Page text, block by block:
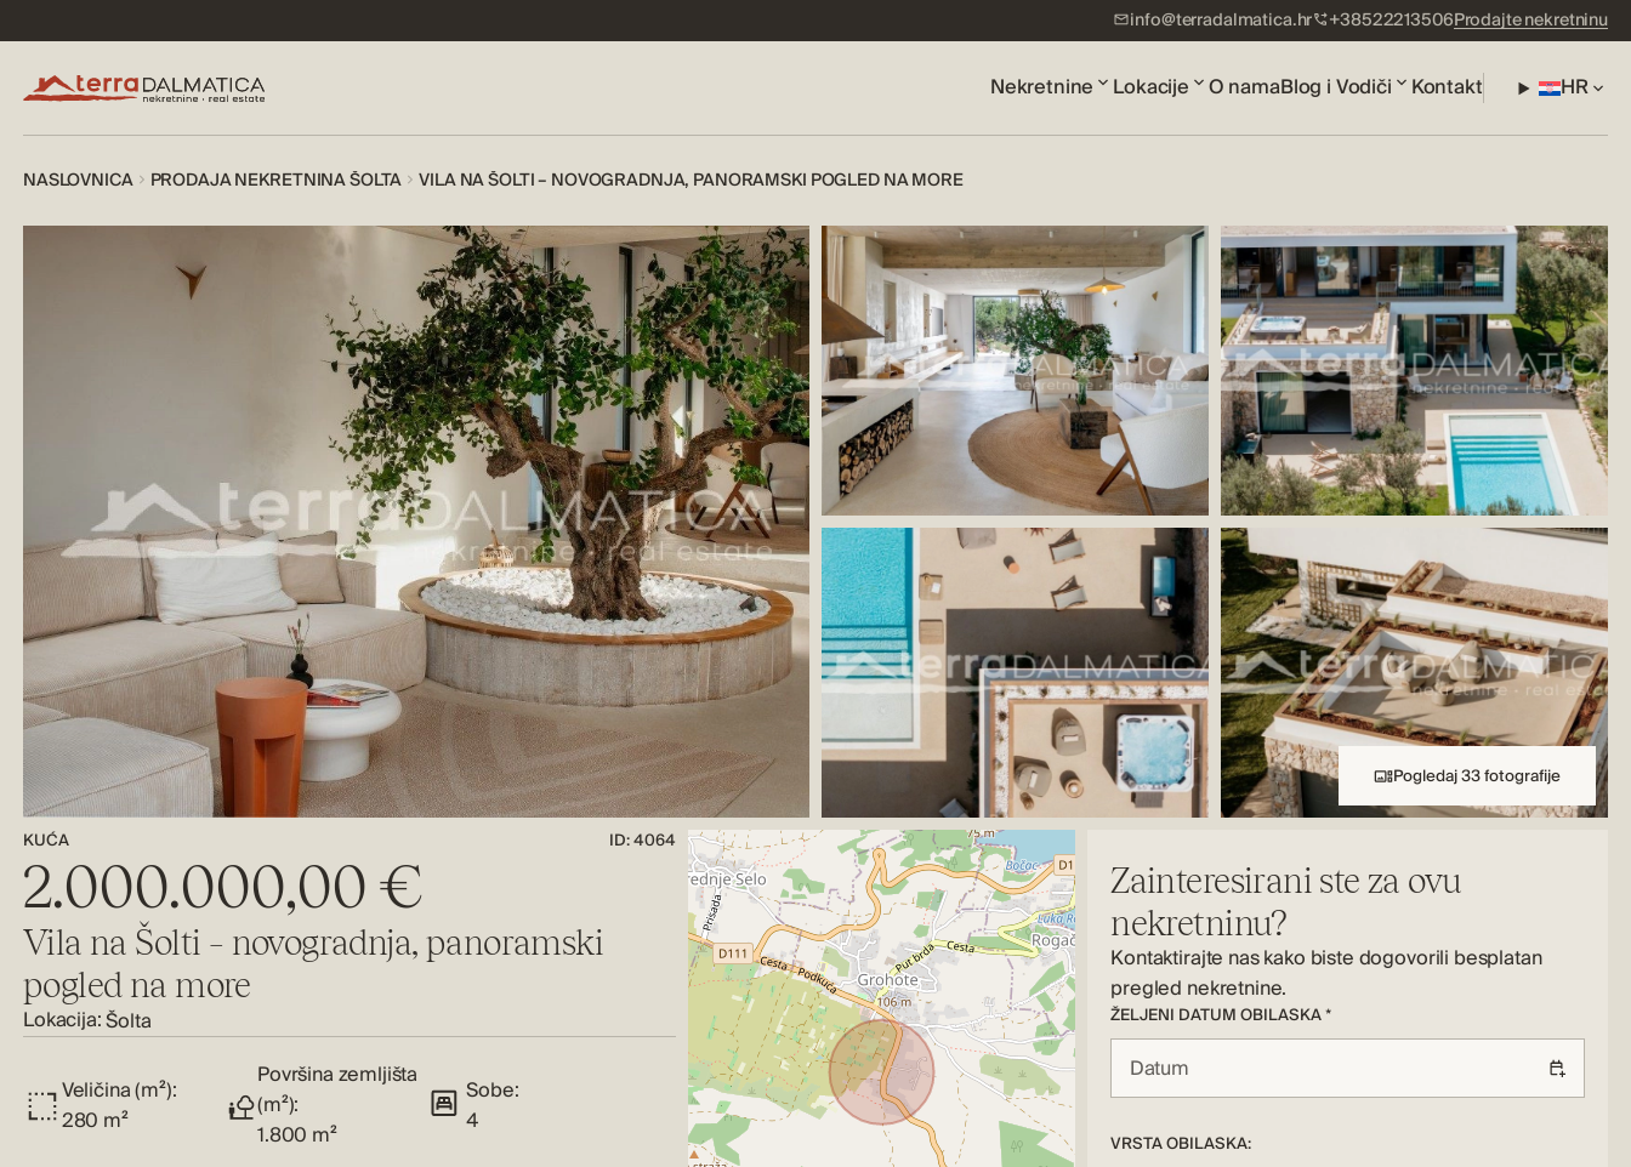
info@terradalmatica.hr +38522213506Prodajte nekretninu
Nekretnine Lokacije O namaBlog i Vodiči Kontakt HR
NASLOVNICA PRODAJA NEKRETNINA ŠOLTA VILA NA ŠOLTI – NOVOGRADNJA, PANORAMSKI POGLED NA MORE
Pogledaj 33 fotografije
KUĆA ID: 4064
2.000.000,00 €
Vila na Šolti – novogradnja, panoramski
pogled na more
Lokacija:Šolta
Veličina (m²):
280 m²
Površina zemljišta
(m²):
1.800 m²
Sobe:
4
Zainteresirani ste za ovu
nekretninu?
Kontaktirajte nas kako biste dogovorili besplatan
pregled nekretnine.
ŽELJENI DATUM OBILASKA *
VRSTA OBILASKA: